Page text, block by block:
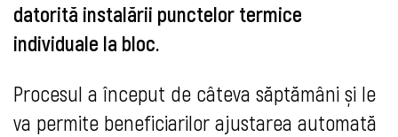
datorită instalării punctelor termice
individuale la bloc.
Procesul a început de câteva săptămâni și le
va permite beneficiarilor ajustarea automată